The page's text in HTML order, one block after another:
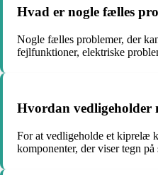
Hvad er nogle fælles
Nogle fælles problemer, der
fejlfunktioner, elektriske
Hvordan
For at vedligeholde et kiprelæ
komponenter, der viser tegn